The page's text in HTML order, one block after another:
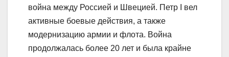
война между Россией и Швецией. Петр I вел
активные боевые действия, а также
модернизацию армии и флота. Война
продолжалась более 20 лет и была крайне